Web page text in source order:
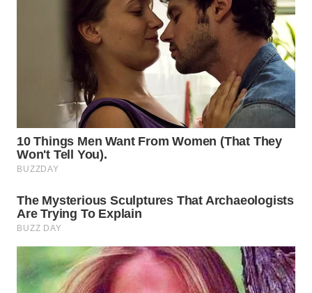
PRIANGAN
TIMUR
WN
SEMARANG
WN
SOLO
BOROBUDUR